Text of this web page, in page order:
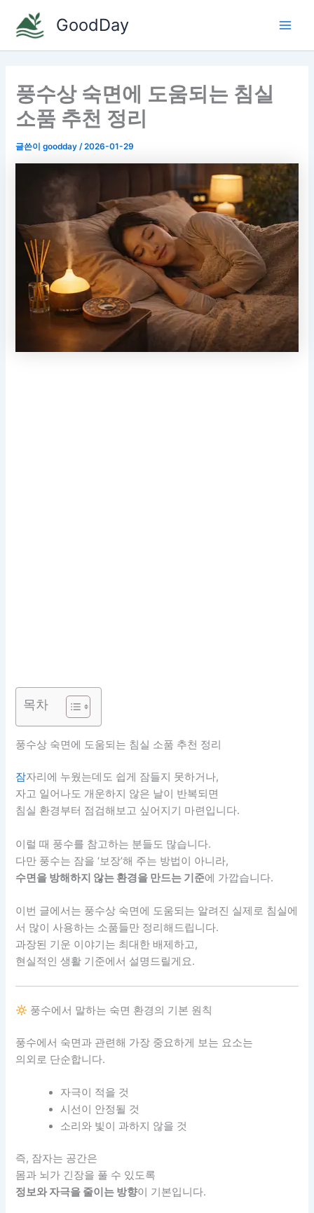
GoodDay
풍수상 숙면에 도움되는 침실
소품 추천 정리
글쓴이goodday/2026-01-29
목차
풍수상 숙면에 도움되는 침실 소품 추천 정리
잠자리에 누웠는데도 쉽게 잠들지 못하거나,
자고 일어나도 개운하지 않은 날이 반복되면
침실 환경부터 점검해보고 싶어지기 마련입니다.
이럴 때 풍수를 참고하는 분들도 많습니다.
다만 풍수는 잠을 ‘보장’해 주는 방법이 아니라,
수면을 방해하지 않는 환경을 만드는 기준에 가깝습니다.
이번 글에서는 풍수상 숙면에 도움되는 알려진 실제로 침실에
서 많이 사용하는 소품들만 정리해드립니다.
과장된 기운 이야기는 최대한 배제하고,
현실적인 생활 기준에서 설명드릴게요.
풍수에서 말하는 숙면 환경의 기본 원칙
풍수에서 숙면과 관련해 가장 중요하게 보는 요소는
의외로 단순합니다.
자극이 적을 것
시선이 안정될 것
소리와 빛이 과하지 않을 것
즉, 잠자는 공간은
몸과 뇌가 긴장을 풀 수 있도록
정보와 자극을 줄이는 방향이 기본입니다.